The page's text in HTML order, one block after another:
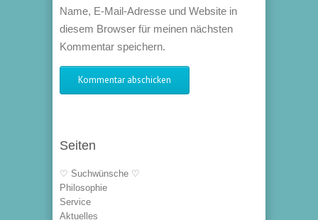
Name, E-Mail-Adresse und Website in
diesem Browser für meinen nächsten
Kommentar speichern.
Seiten
♡ Suchwünsche ♡
Philosophie
Service
Aktuelles